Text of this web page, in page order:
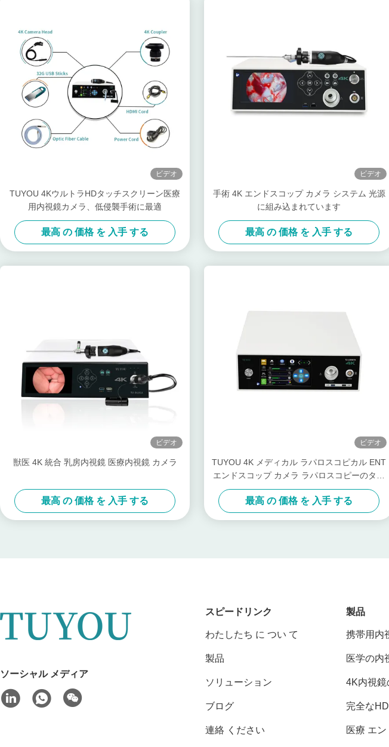
ビデオ
TUYOU 4KウルトラHDタッチスクリーン医療
用内視鏡カメラ、低侵襲手術に最適
最高 の 価格 を 入手 する
ビデオ
手術 4K エンドスコップ カメラ システム 光源
に組み込まれています
最高 の 価格 を 入手 する
ビデオ
獣医 4K 統合 乳房内視鏡 医療内視鏡 カメラ
最高 の 価格 を 入手 する
ビデオ
TUYOU 4K メディカル ラパロスコピカル ENT
エンドスコップ カメラ ラパロスコピーのタッ
チスクリーン
最高 の 価格 を 入手 する
ソーシャル メディア
スピードリンク
わたしたち に つい て
製品
ソリューション
ブログ
連絡 ください
製品
携帯用内
医学の内
4K内視鏡
完全な
医療 エ